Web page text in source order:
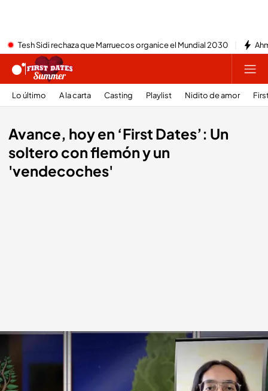
Tesh Sidi rechaza que Marruecos organice el Mundial 2030
Lo último A la carta Casting Playlist Nidito de amor
Avance, hoy en ‘First Dates’: Un
soltero con flemón y un
'vendecoches'
Solteros que buscan el amor esta noche en 'First Dates'